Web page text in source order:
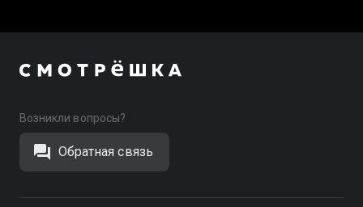
Возникли вопросы?
Обратная связь